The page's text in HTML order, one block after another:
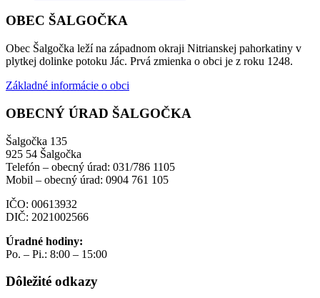
OBEC ŠALGOČKA
Obec Šalgočka leží na západnom okraji Nitrianskej pahorkatiny v
plytkej dolinke potoku Jác. Prvá zmienka o obci je z roku 1248.
Základné informácie o obci
OBECNÝ ÚRAD ŠALGOČKA
Šalgočka 135
925 54 Šalgočka
Telefón – obecný úrad: 031/786 1105
Mobil – obecný úrad: 0904 761 105
IČO: 00613932
DIČ: 2021002566
Úradné hodiny:
Po. – Pi.: 8:00 – 15:00
Dôležité odkazy